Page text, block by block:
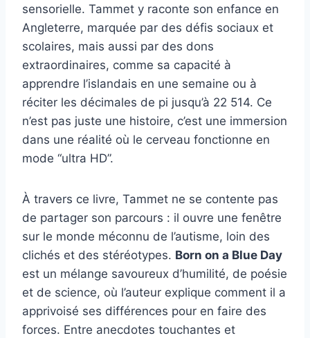
sensorielle. Tammet y raconte son enfance en
Angleterre, marquée par des défis sociaux et
scolaires, mais aussi par des dons
extraordinaires, comme sa capacité à
apprendre l’islandais en une semaine ou à
réciter les décimales de pi jusqu’à 22 514. Ce
n’est pas juste une histoire, c’est une immersion
dans une réalité où le cerveau fonctionne en
mode “ultra HD”.
À travers ce livre, Tammet ne se contente pas
de partager son parcours : il ouvre une fenêtre
sur le monde méconnu de l’autisme, loin des
clichés et des stéréotypes. Born on a Blue Day
est un mélange savoureux d’humilité, de poésie
et de science, où l’auteur explique comment il a
apprivoisé ses différences pour en faire des
forces. Entre anecdotes touchantes et